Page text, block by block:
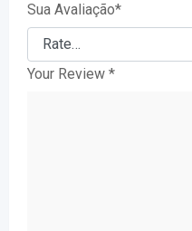
Sua Avaliação*
Your Review *